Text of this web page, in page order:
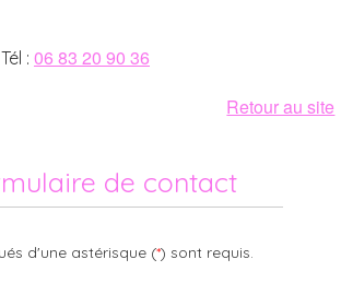
: 06 83 20 90 36
Retour au site
de contact
d'une astérisque (*) sont requis.